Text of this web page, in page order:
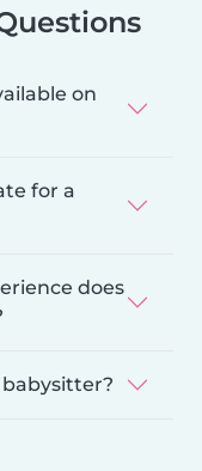
on
for a
does